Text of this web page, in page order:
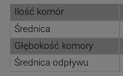
Ilość komór
Średnica
Głębokość komory
Średnica odpływu